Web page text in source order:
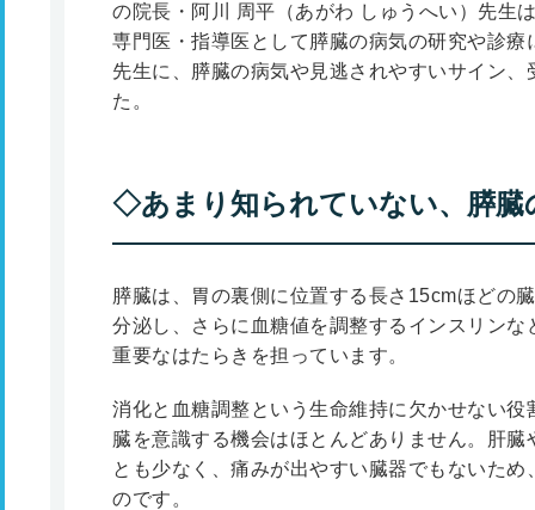
の院長・阿川 周平（あがわ しゅうへい）先生
専門医・指導医として膵臓の病気の研究や診
先生に、膵臓の病気や見逃されやすいサイン
た。
◇あまり知られていない、膵臓
膵臓は、胃の裏側に位置する長さ15cmほどの
分泌し、さらに血糖値を調整するインスリン
重要なはたらきを担っています。
消化と血糖調整という生命維持に欠かせない
臓を意識する機会はほとんどありません。肝
とも少なく、痛みが出やすい臓器でもないた
のです。